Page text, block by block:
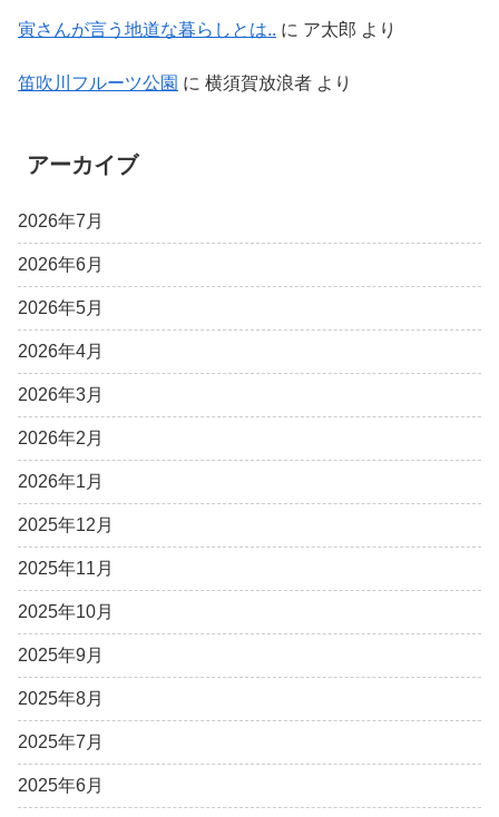
寅さんが言う地道な暮らしとは.. に ア太郎 より
笛吹川フルーツ公園 に 横須賀放浪者 より
アーカイブ
2026年7月
2026年6月
2026年5月
2026年4月
2026年3月
2026年2月
2026年1月
2025年12月
2025年11月
2025年10月
2025年9月
2025年8月
2025年7月
2025年6月